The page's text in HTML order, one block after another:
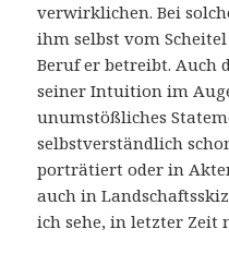
verwirklichen. Bei
ihm selbst vom
Beruf er betreibt. Auch
seiner Intuition im
unumstößliches
selbstverständlich
porträtiert oder in
auch in
ich sehe, in letzter Zeit